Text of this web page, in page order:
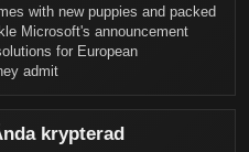
with new puppies and packed
Microsoft's announcement
for European
admit
krypterad